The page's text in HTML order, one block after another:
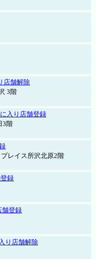
店舗解除
3階
入り店舗登録
3階
レイス所沢北原2階
録
舗登録
り店舗解除